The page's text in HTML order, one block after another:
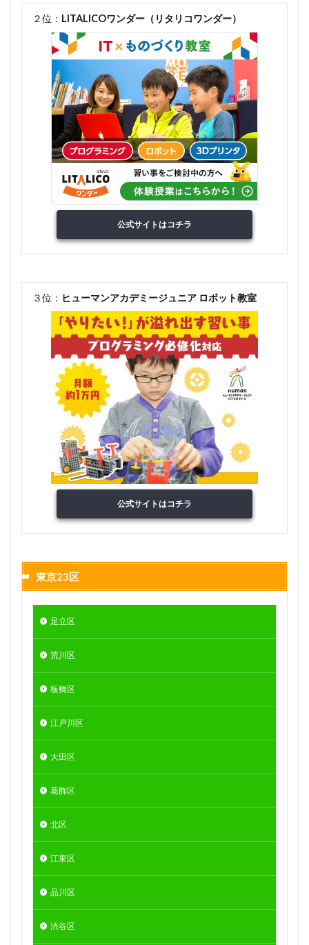
２位： LITALICOワンダー（リタリコワンダー）
公式サイトはコチラ
３位： ヒューマンアカデミージュニア ロボット教室
公式サイトはコチラ
東京23区
足立区
荒川区
板橋区
江戸川区
大田区
葛飾区
北区
江東区
品川区
渋谷区